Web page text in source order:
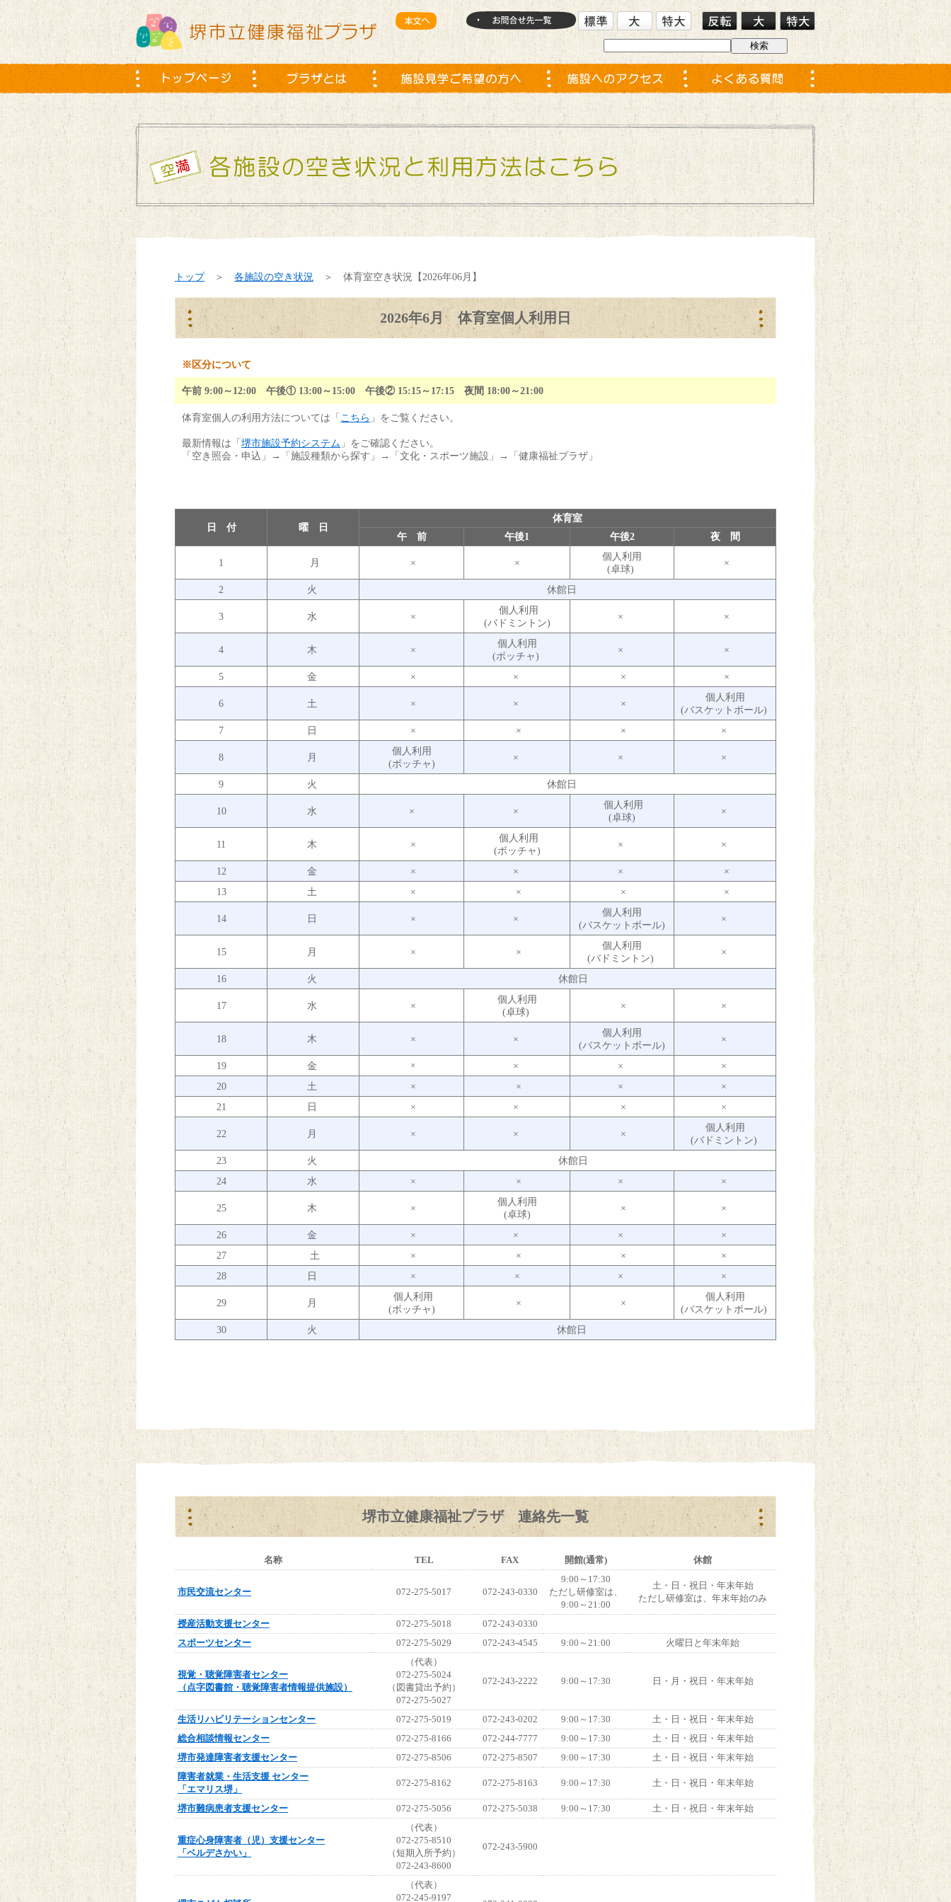
トップ＞ 各施設の空き状況 ＞ 体育室空き状況【2026年06月】
2026年6月 体育室個人利用日
※区分について
午前 9:00～12:00 午後① 13:00～15:00 午後② 15:15～17:15 夜間 18:00～21:00
体育室個人の利用方法については「 こちら 」をご覧ください。
最新情報は「 堺市施設予約システム 」をご確認ください。
「空き照会・申込」→「施設種類から探す」→「文化・スポーツ施設」→「健康福祉プラザ」
日 付 曜 日
体育室
午 前
午後1 午後2 夜 間
1 月 × ×
個人利用
(卓球)
×
2 火 休館日
3 水 ×
個人利用
(バドミントン)
× ×
4 木 ×
個人利用
(ボッチャ)
× ×
5 金 × × × ×
6 土 × × ×
個人利用
(バスケットボール)
7
日 × × × ×
8 月
個人利用
(ボッチャ)
× × ×
9 火 休館日
10 水 × ×
個人利用
(卓球)
×
11 木 ×
個人利用
(ボッチャ)
× ×
12 金 × × ×
×
13
土 × × × ×
14 日 × ×
個人利用
(バスケットボール)
×
15 月 × ×
個人利用
(バドミントン)
×
16 火 休館日
17 水 ×
個人利用
(卓球)
× ×
18 木 × ×
個人利用
(バスケットボール)
×
19 金 × × ×
×
20
土 × × ×
×
21
日 × × × ×
22 月 × × ×
個人利用
(バドミントン)
23
火
休館日
24
水 × × × ×
25 木 ×
個人利用
(卓球)
× ×
26 金 × × ×
×
27
土 × × ×
×
28
日 × × × ×
29 月
個人利用
(ボッチャ)
× ×
個人利用
(バスケットボール)
30
火 休館日
堺市立健康福祉プラザ 連絡先一覧
名称 TEL FAX 開館(通常) 休館
市民交流センター 072-275-5017 072-243-0330
9:00～17:30
ただし研修室は、
9:00～21:00
土・日・祝日・年末年始
ただし研修室は、年末年始のみ
授産活動支援センター 072-275-5018
072-243-0330
スポーツセンター
072-275-5029 072-243-4545 9:00～21:00 火曜日と年末年始
視覚・聴覚障害者センター
（点字図書館・聴覚障害者情報提供施設）
（代表）
072-275-5024
（図書貸出予約）
072-275-5027
072-243-2222 9:00～17:30 日・月・祝日・年末年始
生活リハビリテーションセンター 072-275-5019 072-243-0202 9:00～17:30
土・日・祝日・年末年始
総合相談情報センター
072-275-8166 072-244-7777 9:00～17:30
土・日・祝日・年末年始
堺市発達障害者支援センター
072-275-8506 072-275-8507 9:00～17:30
土・日・祝日・年末年始
障害者就業・生活支援 センター
「エマリス堺」
072-275-8162 072-275-8163 9:00～17:30 土・日・祝日・年末年始
堺市難病患者支援センター 072-275-5056 072-275-5038 9:00～17:30 土・日・祝日・年末年始
重症心身障害者（児）支援センター
「ベルデさかい」
（代表）
072-275-8510
（短期入所予約）
072-243-8600
072-243-5900
（代表）
072-245-9197